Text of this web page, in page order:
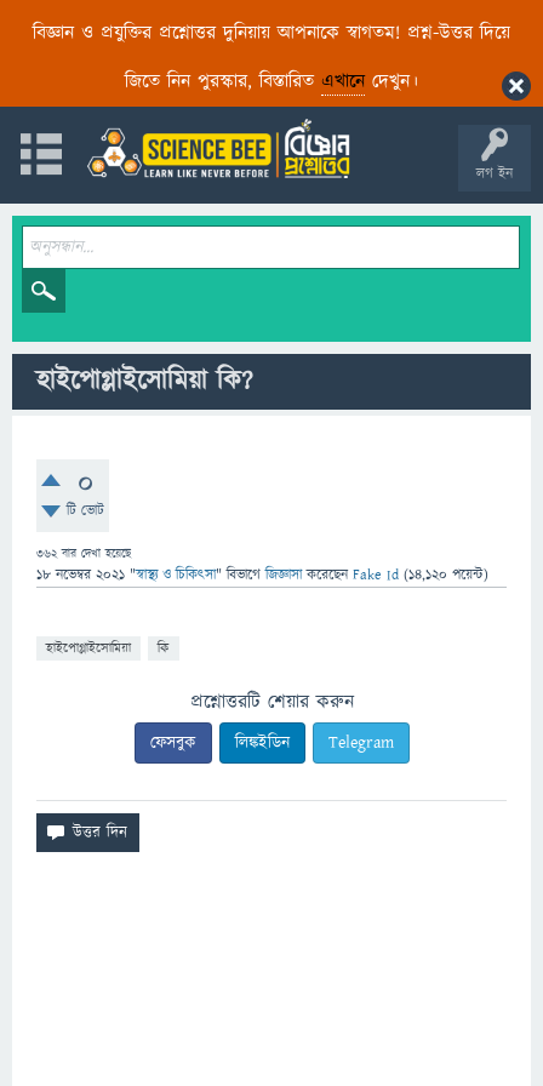
বিজ্ঞান ও প্রযুক্তির প্রশ্নোত্তর দুনিয়ায় আপনাকে স্বাগতম! প্রশ্ন-উত্তর দিয়ে
জিতে নিন পুরস্কার, বিস্তারিত এখানেদেখুন।
লগ ইন
হাইপোগ্লাইসোমিয়া কি?
0
টি ভোট
362বার দেখা হয়েছে
18 নভেম্বর 2021 "স্বাস্থ্য ও চিকিৎসা" বিভাগে জিজ্ঞাসাকরেছেনFake Id (14,120 পয়েন্ট)
হাইপোগ্লাইসোমিয়া কি
প্রশ্নোত্তরটি শেয়ার করুন
ফেসবুক লিঙ্কইডিন Telegram